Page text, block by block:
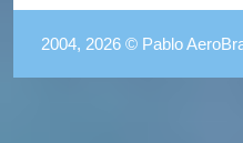
2004, 2026 © Pablo